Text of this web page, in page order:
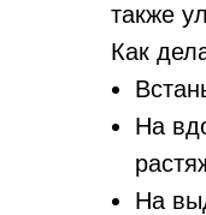
также
Как
На
На